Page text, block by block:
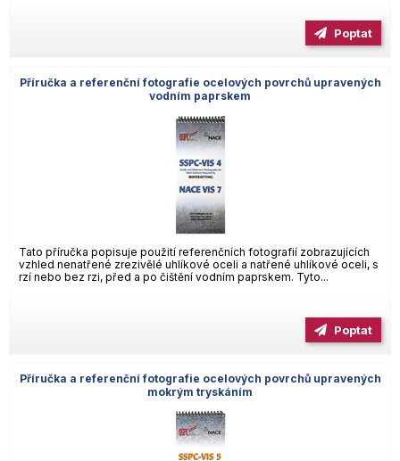
Poptat
Příručka a referenční fotografie ocelových povrchů upravených
vodním paprskem
Tato příručka popisuje použití referenčních fotografií zobrazujících
vzhled nenatřené zrezivělé uhlíkové oceli a natřené uhlíkové oceli, s
rzí nebo bez rzi, před a po čištění vodním paprskem. Tyto...
Poptat
Příručka a referenční fotografie ocelových povrchů upravených
mokrým tryskáním